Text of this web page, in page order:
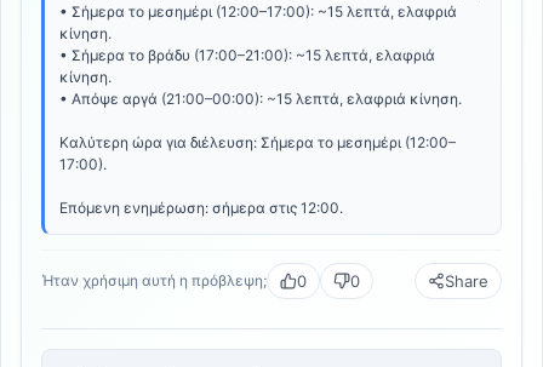
• Σήμερα το μεσημέρι (12:00–17:00): ~15 λεπτά, ελαφριά
κίνηση.
• Σήμερα το βράδυ (17:00–21:00): ~15 λεπτά, ελαφριά
κίνηση.
• Απόψε αργά (21:00–00:00): ~15 λεπτά, ελαφριά κίνηση.
Καλύτερη ώρα για διέλευση: Σήμερα το μεσημέρι (12:00–
17:00).
Επόμενη ενημέρωση: σήμερα στις 12:00.
Ήταν χρήσιμη αυτή η πρόβλεψη; 0 0 Share